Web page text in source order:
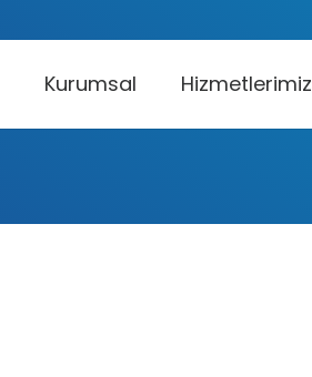
Kurumsal Hizmetlerimiz